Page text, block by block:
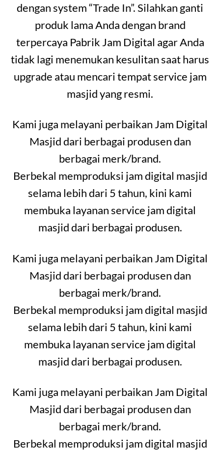
dengan system “Trade In”. Silahkan ganti
produk lama Anda dengan brand
terpercaya Pabrik Jam Digital agar Anda
tidak lagi menemukan kesulitan saat harus
upgrade atau mencari tempat service jam
masjid yang resmi.
Kami juga melayani perbaikan Jam Digital
Masjid dari berbagai produsen dan
berbagai merk/brand.
Berbekal memproduksi jam digital masjid
selama lebih dari 5 tahun, kini kami
membuka layanan service jam digital
masjid dari berbagai produsen.
Kami juga melayani perbaikan Jam Digital
Masjid dari berbagai produsen dan
berbagai merk/brand.
Berbekal memproduksi jam digital masjid
selama lebih dari 5 tahun, kini kami
membuka layanan service jam digital
masjid dari berbagai produsen.
Kami juga melayani perbaikan Jam Digital
Masjid dari berbagai produsen dan
berbagai merk/brand.
Berbekal memproduksi jam digital masjid